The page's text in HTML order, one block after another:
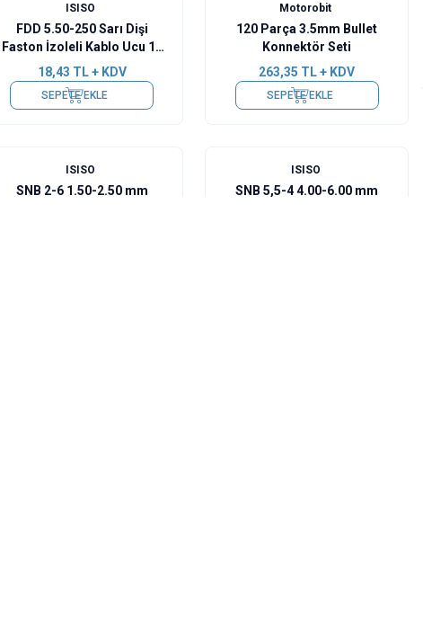
ISISO
FDD 5.50-250 Sarı Dişi
Faston İzoleli Kablo Ucu 10
Adet
18,43 TL + KDV
SEPETE EKLE
Motorobit
120 Parça 3.5mm Bullet
Konnektör Seti
263,35 TL + KDV
SEPETE EKLE
ISISO
SNB 2-6 1.50-2.50 mm
ISISO
SNB 5,5-4 4.00-6.00 mm